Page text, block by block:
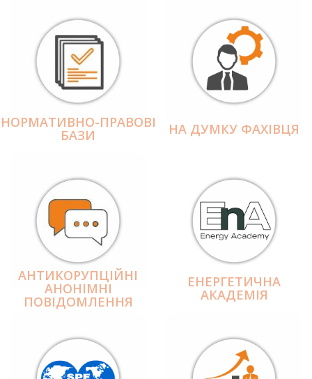
НОРМАТИВНО-ПРАВОВІ
БАЗИ НА ДУМКУ ФАХІВЦЯ
АНТИКОРУПЦІЙНІ
АНОНІМНІ
ПОВІДОМЛЕННЯ
ЕНЕРГЕТИЧНА
АКАДЕМІЯ